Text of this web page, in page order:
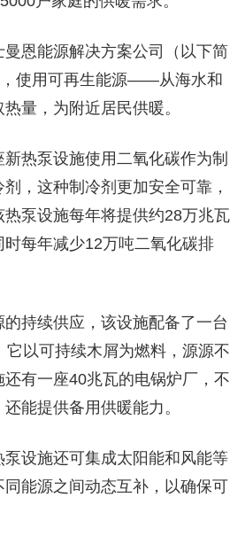
恩能源解决方案公司（以下简
，使用可再生能源——从海水和
量，为附近居民供暖。
热泵设施使用二氧化碳作为制
，这种制冷剂更加安全可靠，
泵设施每年将提供约28万兆瓦
每年减少12万吨二氧化碳排
持续供应，该设施配备了一台
它以可持续木屑为燃料，源源不
有一座40兆瓦的电锅炉厂，不
能提供备用供暖能力。
泵设施还可集成太阳能和风能等
能源之间动态互补，以确保可